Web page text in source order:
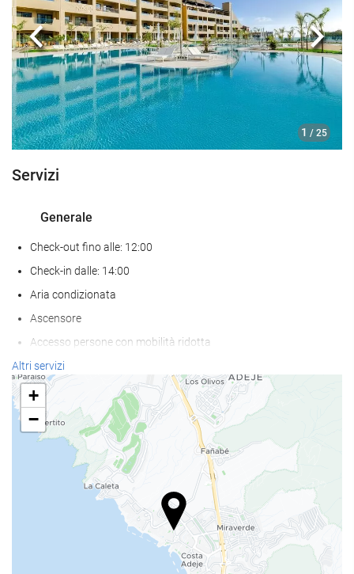
1 / 25
Anteriore
Servizi
Generale
Check-out fino alle: 12:00
Check-in dalle: 14:00
Aria condizionata
Ascensore
Accesso persone con mobilità ridotta
Abitazioni per non fumatori
Non sono ammessi animali
Benessere
bar a bordo piscina
teli da bagno
Altri servizi
+
−